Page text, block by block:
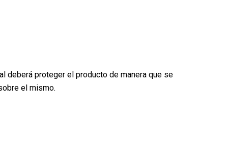
deberá proteger el producto de manera que se
el mismo.